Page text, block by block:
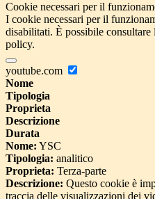
Cookie necessari per il
I cookie necessari per il
disabilitati. È possibile
policy.
youtube.com
Nome
Tipologia
Proprieta
Descrizione
Durata
Nome: YSC
Tipologia: analitico
Proprieta: Terza-parte
Descrizione: Questo cookie è
traccia delle visualizzazioni dei